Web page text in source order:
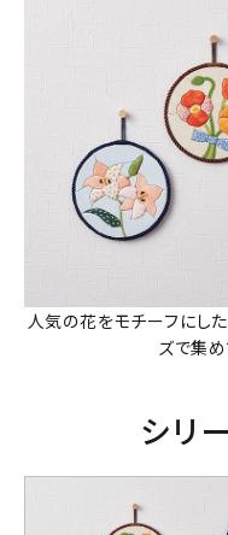
人気の花をモチーフにし
ズで集
シリ